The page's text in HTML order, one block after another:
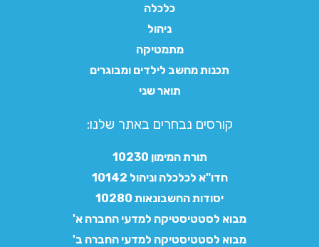
כלכלה
ניהול
מתמטיקה
תכנות מחשב לילדים ומבוגרים
תואר שני
קורסים נבחרים באתר שלנו:​
תורת המימון 10230
חדו"א לכלכלה וניהול 10142
יסודות החשבונאות 10280
מבוא לסטטיסטיקה למדעי החברה א'
מבוא לסטטיסטיקה למדעי החברה ב'